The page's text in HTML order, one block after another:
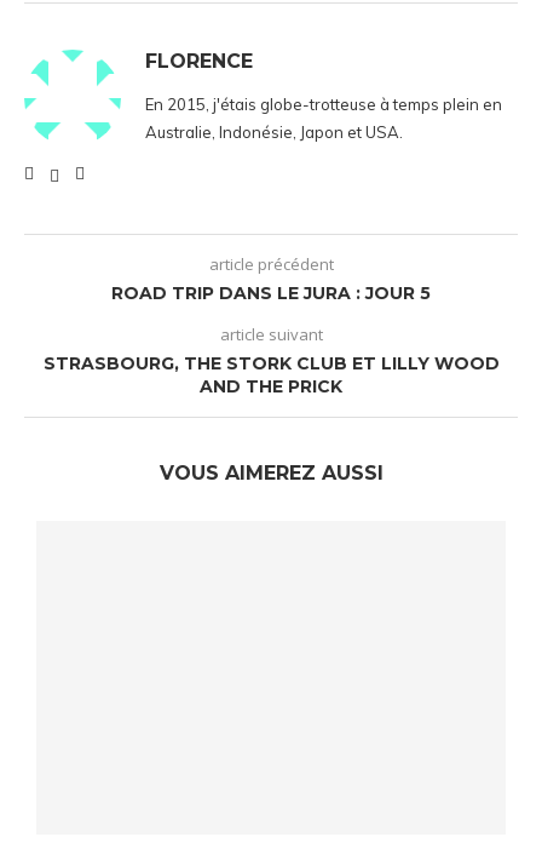
FLORENCE
En 2015, j'étais globe-trotteuse à temps plein en
Australie, Indonésie, Japon et USA.
article précédent
ROAD TRIP DANS LE JURA : JOUR 5
article suivant
STRASBOURG, THE STORK CLUB ET LILLY WOOD
AND THE PRICK
VOUS AIMEREZ AUSSI